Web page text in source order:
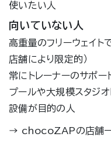
使いたい人
向いていない人
高重量のフリーウェイ
店舗により限定的）
常にトレーナーのサポ
プールや大規模スタジ
設備が目的の人
→ chocoZAPの店舗